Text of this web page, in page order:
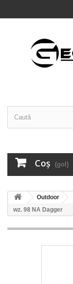
Coş (gol)
Outdoor
wz. 98 NA Dagger